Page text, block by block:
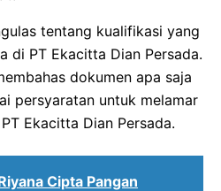
tentang kualifikasi yang
di PT Ekacitta Dian Persada.
dokumen apa saja
persyaratan untuk melamar
Ekacitta Dian Persada.
Cipta Pangan